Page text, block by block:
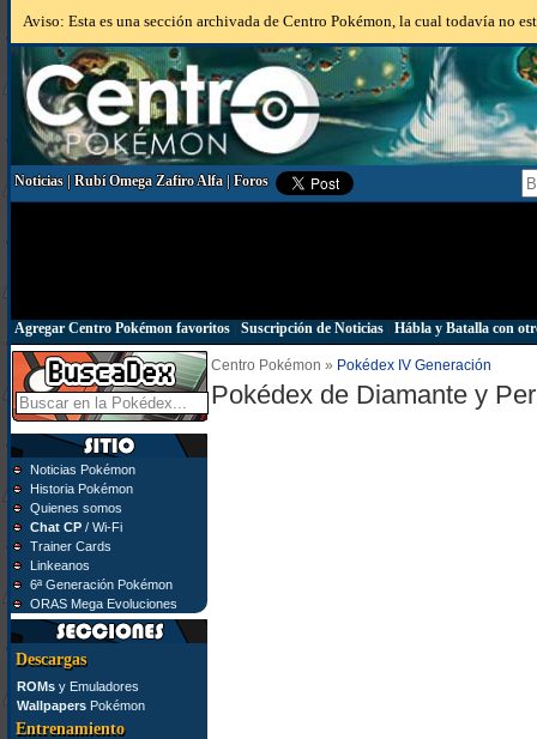
Aviso: Esta es una sección archivada de Centro Pokémon, la cual todavía no
Noticias|Rubí Omega Zafiro Alfa|Foros
Agregar Centro Pokémon favoritos| Suscripción de Noticias| Hábla y Batalla con
Noticias Pokémon
Historia Pokémon
Quienes somos
Chat CP/ Wi-Fi
Trainer Cards
Linkeanos
6ª Generación Pokémon
ORAS Mega Evoluciones
Descargas
ROMsy Emuladores
WallpapersPokémon
Entrenamiento
Centro Pokémon » Pokédex IV Generación
Pokédex de Diamante y